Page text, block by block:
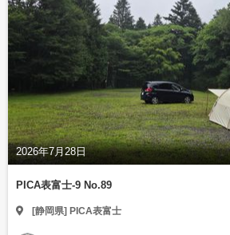
2026年7月28日
PICA表富士-9 No.89
[静岡県] PICA表富士